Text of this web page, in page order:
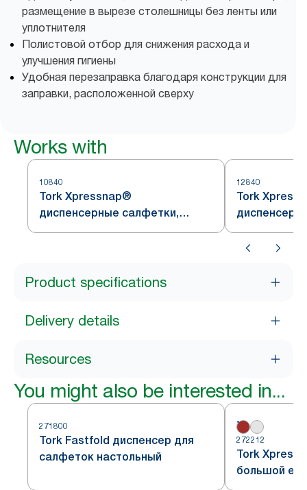
размещение в вырезе столешницы без ленты или
уплотнителя
Полистовой отбор для снижения расхода и
улучшения гигиены
Удобная перезаправка благодаря конструкции для
заправки, расположенной сверху
Works with
10840
Tork Xpressnap®
диспенсерные салфетки,
белые, система N4
12840
Tork
кремовые,
Product specifications
Delivery details
Resources
You might also be interested in...
271800
Tork Fastfold диспенсер для
салфеток настольный
272212
Tork
большой